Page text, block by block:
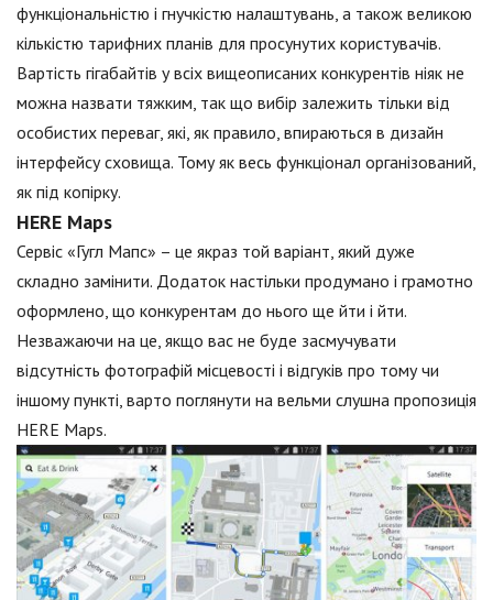
функціональністю і гнучкістю налаштувань, а також великою
кількістю тарифних планів для просунутих користувачів.
Вартість гігабайтів у всіх вищеописаних конкурентів ніяк не
можна назвати тяжким, так що вибір залежить тільки від
особистих переваг, які, як правило, впираються в дизайн
інтерфейсу сховища. Тому як весь функціонал організований,
як під копірку.
HERE Maps
Сервіс «Гугл Мапс» – це якраз той варіант, який дуже
складно замінити. Додаток настільки продумано і грамотно
оформлено, що конкурентам до нього ще йти і йти.
Незважаючи на це, якщо вас не буде засмучувати
відсутність фотографій місцевості і відгуків про тому чи
іншому пункті, варто поглянути на вельми слушна пропозиція
HERE Maps.